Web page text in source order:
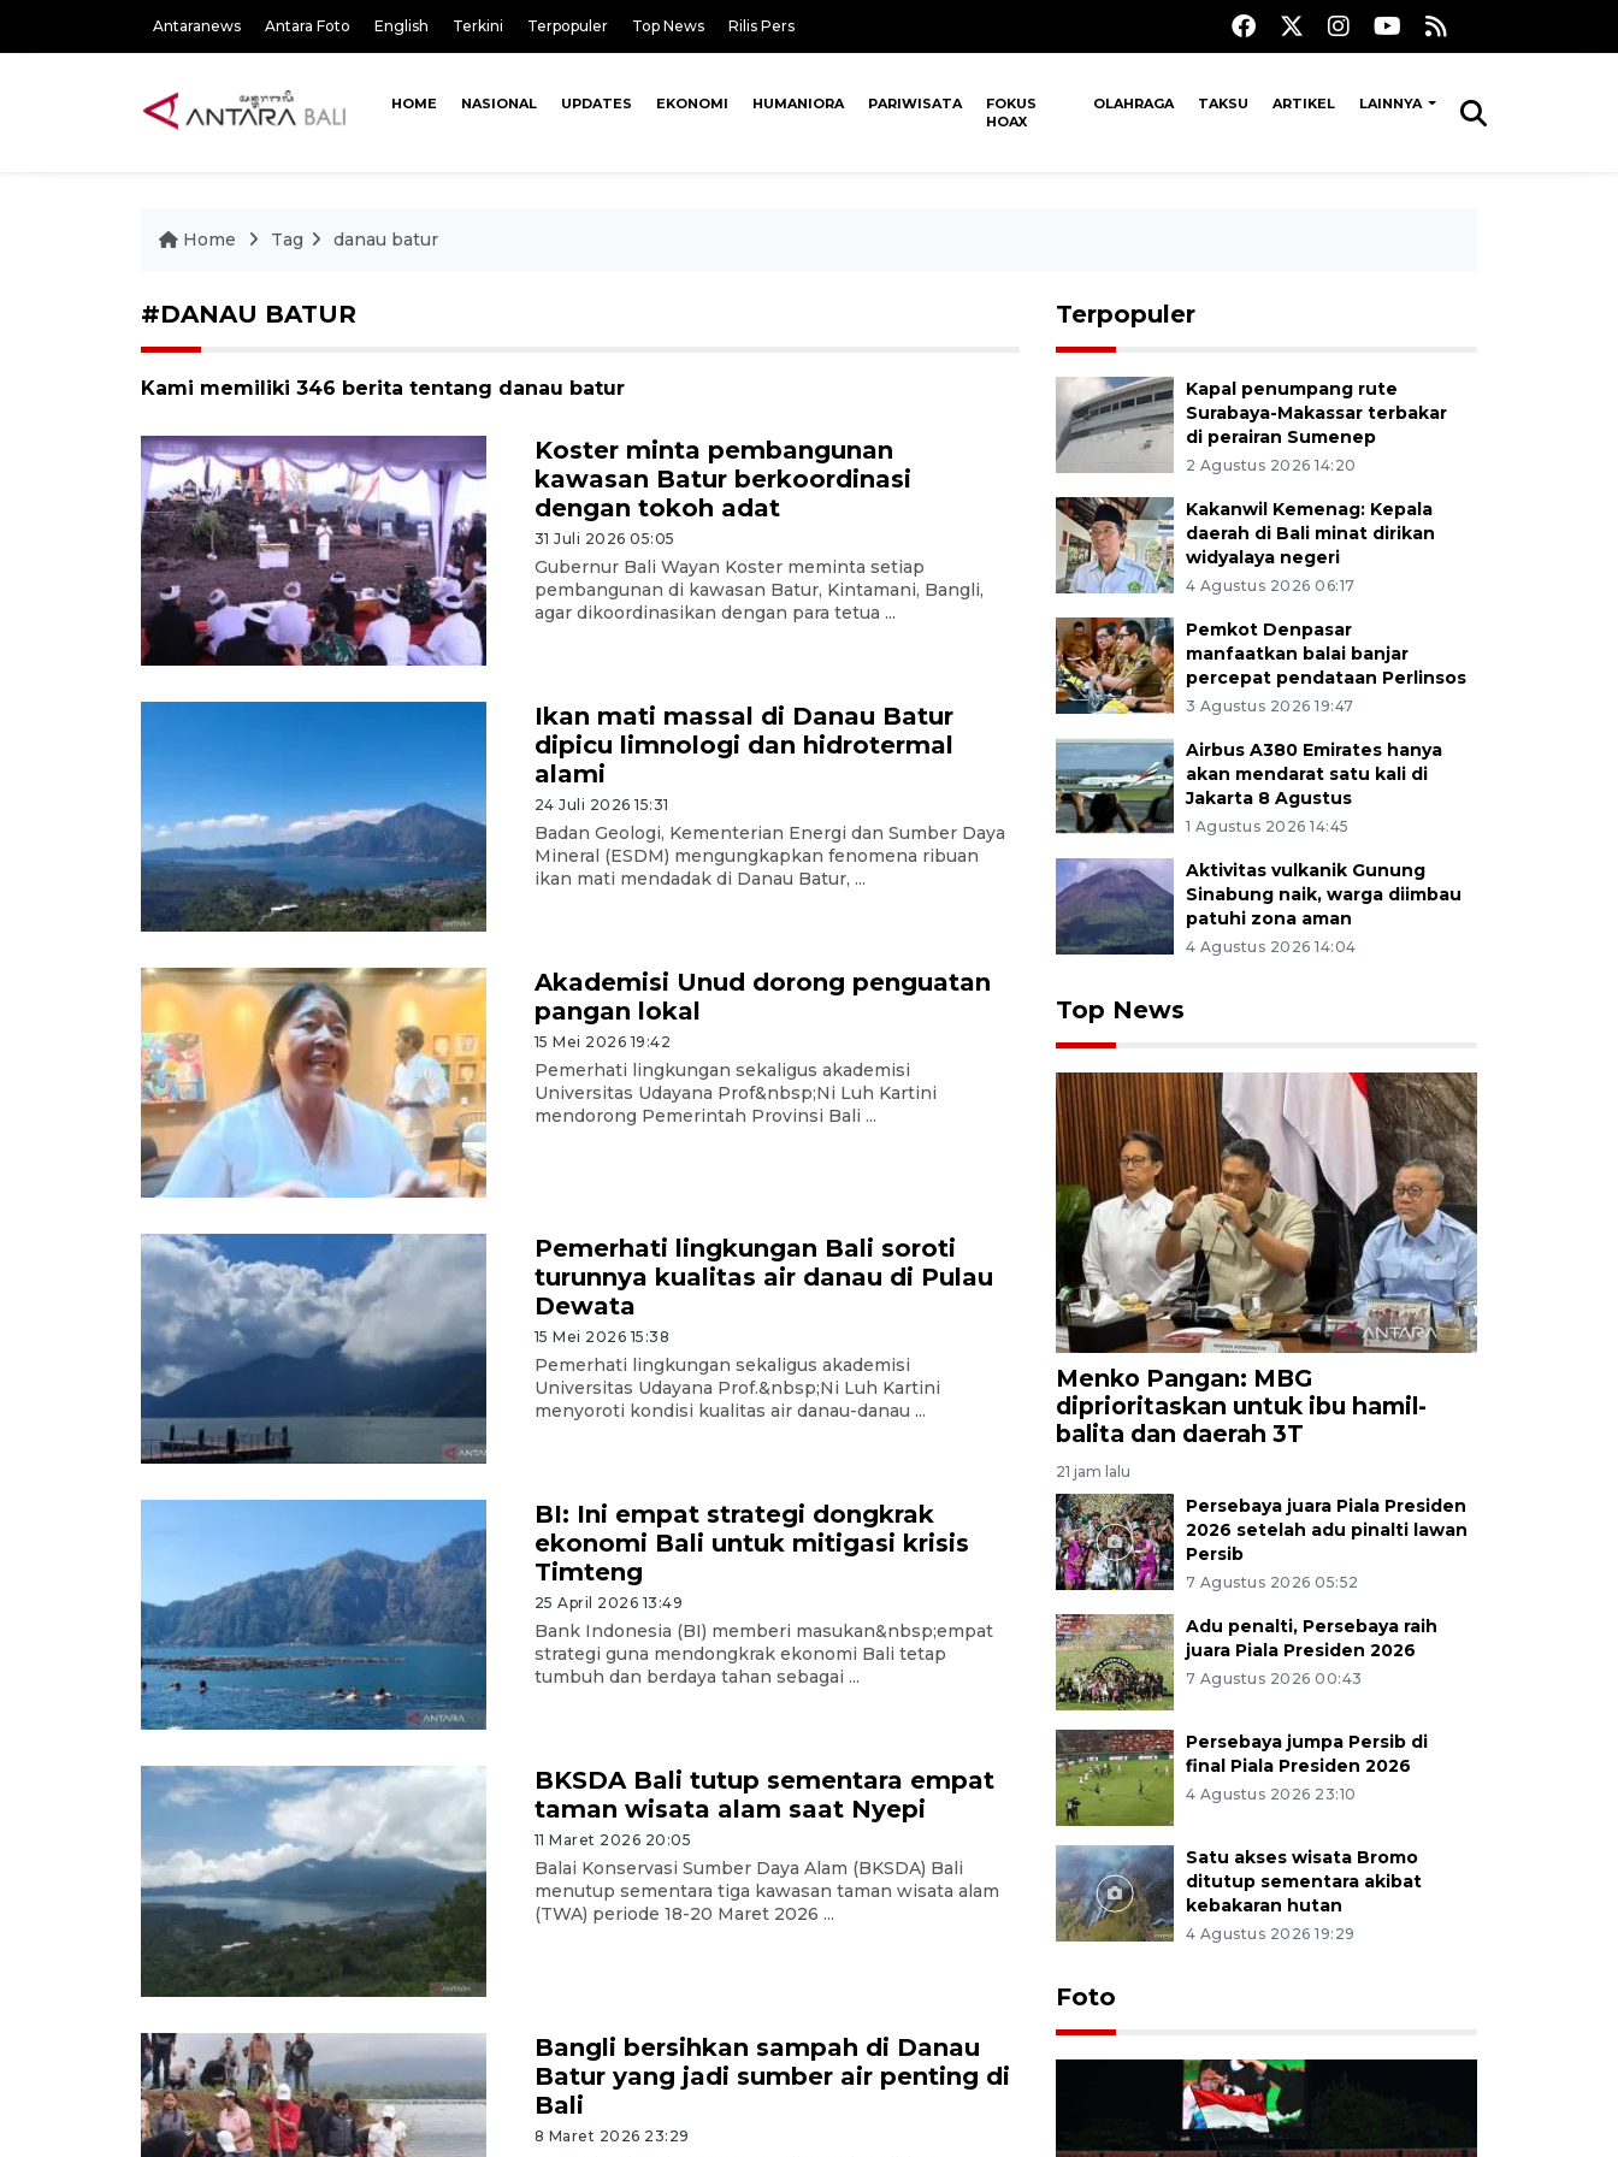
Antaranews Antara Foto English Terkini Terpopuler Top News Rilis Pers
HOME NASIONAL UPDATES EKONOMI HUMANIORA PARIWISATA
FOKUS
HOAX
OLAHRAGA TAKSU ARTIKEL LAINNYA
Home Tag danau batur
#DANAU BATUR
Kami memiliki 346 berita tentang danau batur
Koster minta pembangunan
kawasan Batur berkoordinasi
dengan tokoh adat
31 Juli 2026 05:05
Gubernur Bali Wayan Koster meminta setiap
pembangunan di kawasan Batur, Kintamani, Bangli,
agar dikoordinasikan dengan para tetua ...
Ikan mati massal di Danau Batur
dipicu limnologi dan hidrotermal
alami
24 Juli 2026 15:31
Badan Geologi, Kementerian Energi dan Sumber Daya
Mineral (ESDM) mengungkapkan fenomena ribuan
ikan mati mendadak di Danau Batur, ...
Akademisi Unud dorong penguatan
pangan lokal
15 Mei 2026 19:42
Pemerhati lingkungan sekaligus akademisi
Universitas Udayana Prof&nbsp;Ni Luh Kartini
mendorong Pemerintah Provinsi Bali ...
Pemerhati lingkungan Bali soroti
turunnya kualitas air danau di Pulau
Dewata
15 Mei 2026 15:38
Pemerhati lingkungan sekaligus akademisi
Universitas Udayana Prof.&nbsp;Ni Luh Kartini
menyoroti kondisi kualitas air danau-danau ...
BI: Ini empat strategi dongkrak
ekonomi Bali untuk mitigasi krisis
Timteng
25 April 2026 13:49
Bank Indonesia (BI) memberi masukan&nbsp;empat
strategi guna mendongkrak ekonomi Bali tetap
tumbuh dan berdaya tahan sebagai ...
BKSDA Bali tutup sementara empat
taman wisata alam saat Nyepi
11 Maret 2026 20:05
Balai Konservasi Sumber Daya Alam (BKSDA) Bali
menutup sementara tiga kawasan taman wisata alam
(TWA) periode 18-20 Maret 2026 ...
Bangli bersihkan sampah di Danau
Batur yang jadi sumber air penting di
Bali
8 Maret 2026 23:29
Terpopuler
Kapal penumpang rute
Surabaya-Makassar terbakar
di perairan Sumenep
2 Agustus 2026 14:20
Kakanwil Kemenag: Kepala
daerah di Bali minat dirikan
widyalaya negeri
4 Agustus 2026 06:17
Pemkot Denpasar
manfaatkan balai banjar
percepat pendataan Perlinsos
3 Agustus 2026 19:47
Airbus A380 Emirates hanya
akan mendarat satu kali di
Jakarta 8 Agustus
1 Agustus 2026 14:45
Aktivitas vulkanik Gunung
Sinabung naik, warga diimbau
patuhi zona aman
4 Agustus 2026 14:04
Top News
Menko Pangan: MBG
diprioritaskan untuk ibu hamil-
balita dan daerah 3T
21 jam lalu
Persebaya juara Piala Presiden
2026 setelah adu pinalti lawan
Persib
7 Agustus 2026 05:52
Adu penalti, Persebaya raih
juara Piala Presiden 2026
7 Agustus 2026 00:43
Persebaya jumpa Persib di
final Piala Presiden 2026
4 Agustus 2026 23:10
Satu akses wisata Bromo
ditutup sementara akibat
kebakaran hutan
4 Agustus 2026 19:29
Foto